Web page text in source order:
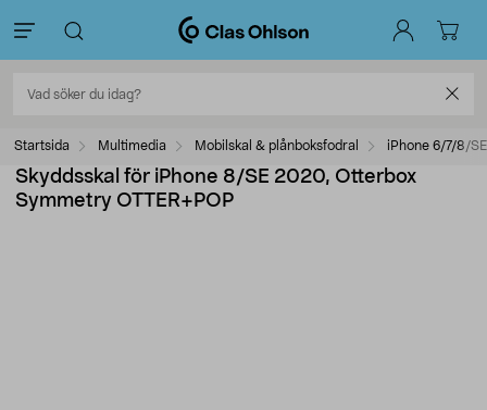
Startsida Multimedia Mobilskal & plånboksfodral iPhone 6/7/8/
Skyddsskal för iPhone 8/SE 2020, Otterbox
Symmetry OTTER+POP